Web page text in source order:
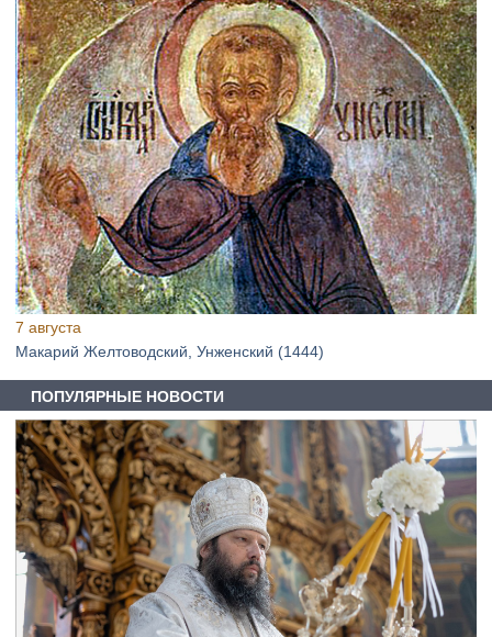
7 августа
Макарий Желтоводский, Унженский (1444)
ПОПУЛЯРНЫЕ НОВОСТИ